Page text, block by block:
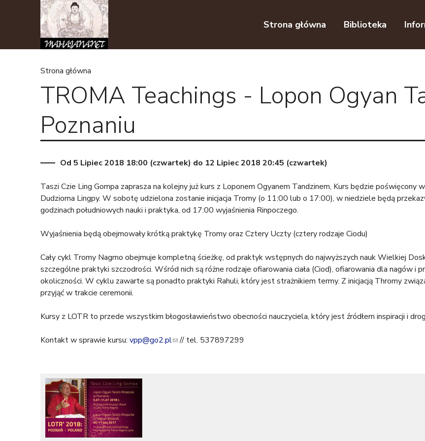
Strona główna Biblioteka
J
e
s
t
e
ś
t
u
t
a
Strona główna
TROMA Teachings - Lopon Ogyan
Poznaniu
Od 5 Lipiec 2018 18:00 (czwartek) do 12 Lipiec 2018 20:45 (czwartek)
Taszi Czie Ling Gompa zaprasza na kolejny już kurs z Loponem Ogyanem Tandzinem, Kurs będzie poświęcony
Dudzioma Lingpy. W sobotę udzielona zostanie inicjacja Tromy (o 11:00 lub o 17:00), w niedziele będą
godzinach południowych nauki i praktyka, od 17:00 wyjaśnienia Rinpoczego.
Wyjaśnienia będą obejmowały krótką praktykę Tromy oraz Cztery Uczty (cztery rodzaje Ciodu)
Cały cykl Tromy Nagmo obejmuje kompletną ścieżkę, od praktyk wstępnych do najwyższych nauk Wielkiej
szczególne praktyki szczodrości. Wśród nich są różne rodzaje ofiarowania ciała (Ciod), ofiarowania dla nagów i
okoliczności. W cyklu zawarte są ponadto praktyki Rahuli, który jest strażnikiem termy. Z inicjacją Thromy
przyjąć w trakcie ceremonii.
Kursy z LOTR to przede wszystkim błogosławieństwo obecności nauczyciela, który jest źródłem inspiracji i
Kontakt w sprawie kursu: vpp@go2.pl( // tel. 537897299